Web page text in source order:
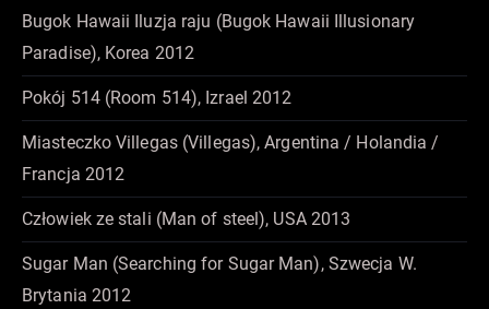
Bugok Hawaii Iluzja raju (Bugok Hawaii Illusionary
Paradise), Korea 2012
Pokój 514 (Room 514), Izrael 2012
Miasteczko Villegas (Villegas), Argentina / Holandia /
Francja 2012
Człowiek ze stali (Man of steel), USA 2013
Sugar Man (Searching for Sugar Man), Szwecja W.
Brytania 2012